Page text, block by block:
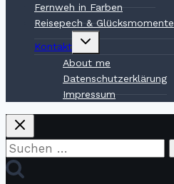
Fernweh in Farben
Reisepech & Glücksmomente
Kontakt
Untermenü
umschalten
About me
Datenschutzerklärung
Impressum
Suchen
nach: